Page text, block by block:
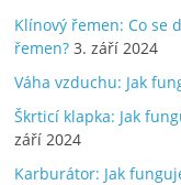
Klínový řemen: Co se
řemen? 3. září 2024
Váha vzduchu: Jak
Škrticí klapka: Jak
září 2024
Karburátor: Jak